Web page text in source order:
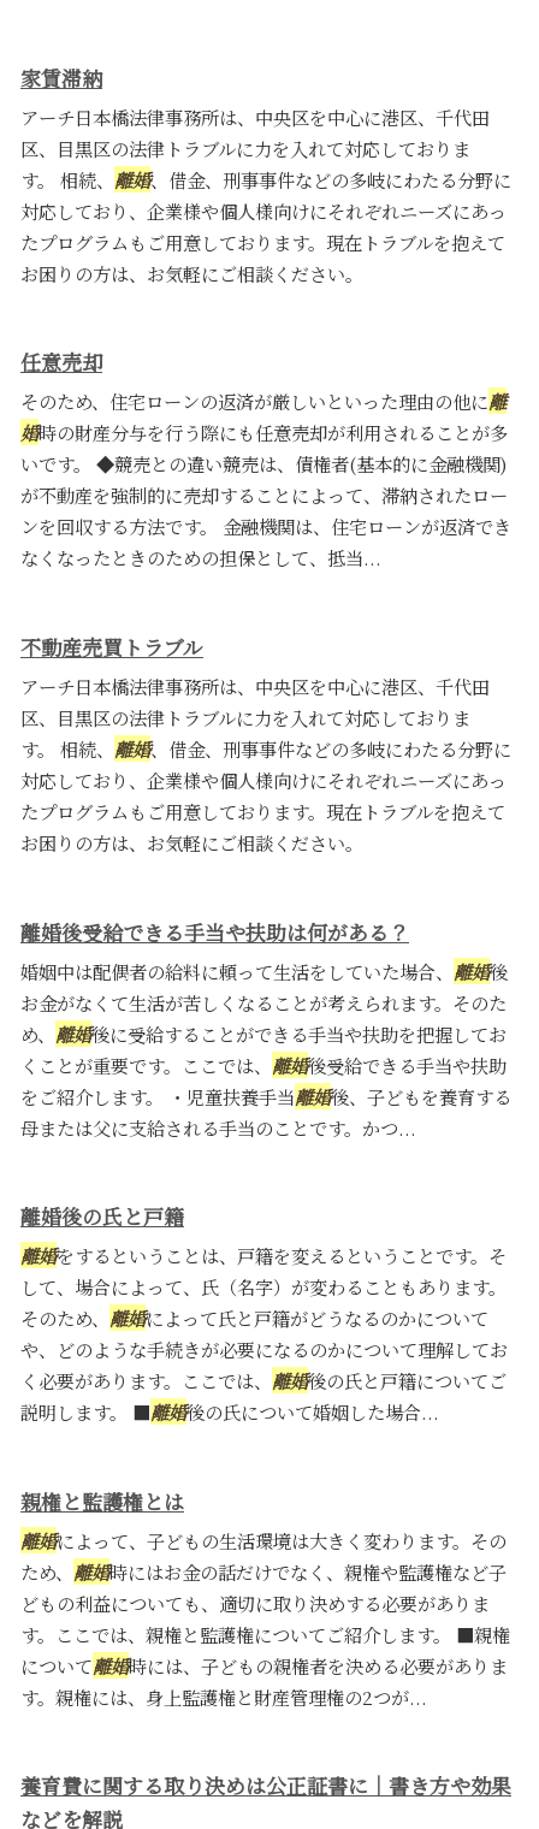
家賃滞納
アーチ日本橋法律事務所は、中央区を中心に港区、千代田
区、目黒区の法律トラブルに力を入れて対応しておりま
す。 相続、 離婚、借金、刑事事件などの多岐にわたる分野に
対応しており、企業様や個人様向けにそれぞれニーズにあっ
たプログラムもご用意しております。現在トラブルを抱えて
お困りの方は、お気軽にご相談ください。
任意売却
そのため、住宅ローンの返済が厳しいといった理由の他に離
婚時の財産分与を行う際にも任意売却が利用されることが多
いです。 ◆競売との違い競売は、債権者(基本的に金融機関)
が不動産を強制的に売却することによって、滞納されたロー
ンを回収する方法です。 金融機関は、住宅ローンが返済でき
なくなったときのための担保として、抵当...
不動産売買トラブル
アーチ日本橋法律事務所は、中央区を中心に港区、千代田
区、目黒区の法律トラブルに力を入れて対応しておりま
す。 相続、 離婚、借金、刑事事件などの多岐にわたる分野に
対応しており、企業様や個人様向けにそれぞれニーズにあっ
たプログラムもご用意しております。現在トラブルを抱えて
お困りの方は、お気軽にご相談ください。
離婚後受給できる手当や扶助は何がある？
婚姻中は配偶者の給料に頼って生活をしていた場合、 離婚後
お金がなくて生活が苦しくなることが考えられます。そのた
め、 離婚後に受給することができる手当や扶助を把握してお
くことが重要です。ここでは、 離婚後受給できる手当や扶助
をご紹介します。 ・児童扶養手当離婚後、子どもを養育する
母または父に支給される手当のことです。かつ...
離婚後の氏と戸籍
離婚をするということは、戸籍を変えるということです。そ
して、場合によって、氏（名字）が変わることもあります。
そのため、 離婚によって氏と戸籍がどうなるのかについて
や、どのような手続きが必要になるのかについて理解してお
く必要があります。ここでは、 離婚後の氏と戸籍についてご
説明します。 ■離婚後の氏について婚姻した場合...
親権と監護権とは
離婚によって、子どもの生活環境は大きく変わります。その
ため、 離婚時にはお金の話だけでなく、親権や監護権など子
どもの利益についても、適切に取り決めする必要がありま
す。ここでは、親権と監護権についてご紹介します。 ■親権
について離婚時には、子どもの親権者を決める必要がありま
す。親権には、身上監護権と財産管理権の2つが...
養育費に関する取り決めは公正証書に｜書き方や効果
などを解説